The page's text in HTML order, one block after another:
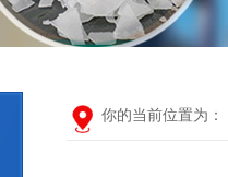
你的当前位置为：